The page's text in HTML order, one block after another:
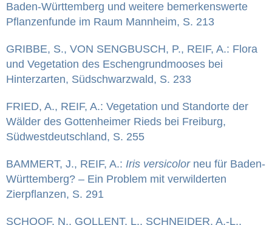
Baden-Württemberg und weitere bemerkenswerte
Pflanzenfunde im Raum Mannheim, S. 213
GRIBBE, S., VON SENGBUSCH, P., REIF, A.: Flora
und Vegetation des Eschengrundmooses bei
Hinterzarten, Südschwarzwald, S. 233
FRIED, A., REIF, A.: Vegetation und Standorte der
Wälder des Gottenheimer Rieds bei Freiburg,
Südwestdeutschland, S. 255
BAMMERT, J., REIF, A.: Iris versicolorneu für Baden-
Württemberg? – Ein Problem mit verwilderten
Zierpflanzen, S. 291
SCHOOF, N., GOLLENT, L., SCHNEIDER, A.-L.,